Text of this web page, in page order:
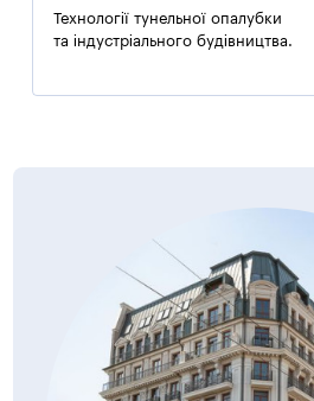
Технології тунельної опалубки
та індустріального будівництва.